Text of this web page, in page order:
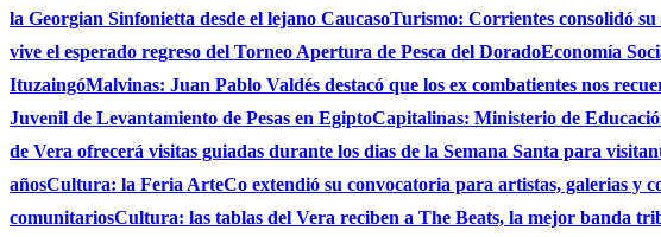
la Georgian Sinfonietta desde el lejano CaucasoTurismo: Corrientes consolidó
vive el esperado regreso del Torneo Apertura de Pesca del DoradoEconomía
ItuzaingóMalvinas: Juan Pablo Valdés destacó que los ex combatientes nos
Juvenil de Levantamiento de Pesas en EgiptoCapitalinas: Ministerio de
de Vera ofrecerá visitas guiadas durante los dias de la Semana Santa para
añosCultura: la Feria ArteCo extendió su convocatoria para artistas, galerias y
comunitariosCultura: las tablas del Vera reciben a The Beats, la mejor banda